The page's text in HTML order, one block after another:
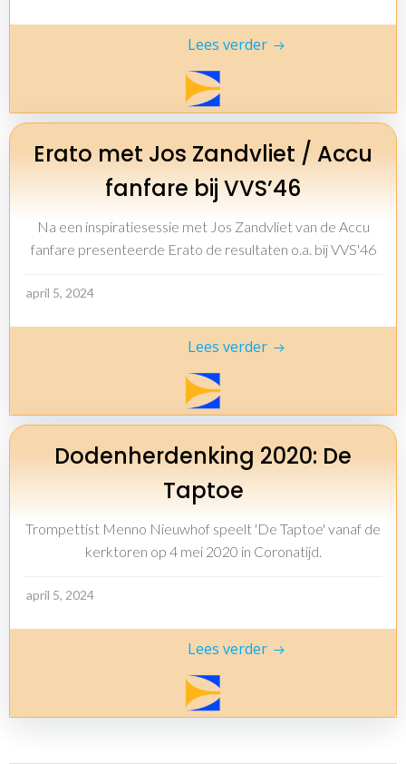
Lees verder
Erato met Jos Zandvliet / Accu
fanfare bij VVS’46
Na een inspiratiesessie met Jos Zandvliet van de Accu
fanfare presenteerde Erato de resultaten o.a. bij VVS'46
april 5, 2024
Lees verder
Dodenherdenking 2020: De
Taptoe
Trompettist Menno Nieuwhof speelt 'De Taptoe' vanaf de
kerktoren op 4 mei 2020 in Coronatijd.
april 5, 2024
Lees verder